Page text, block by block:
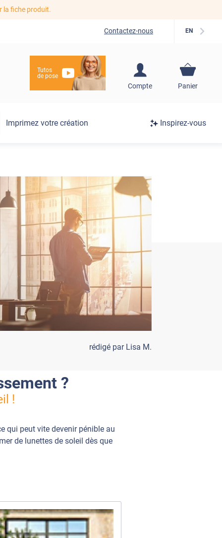
la fiche produit.
Contactez-nous EN
Tutos
de pose
Compte
S'inscrire / Se
Panier
Imprimez votre création Inspirez-vous
rédigé par Lisa M.
?
!
qui peut vite devenir pénible au
de lunettes de soleil dès que